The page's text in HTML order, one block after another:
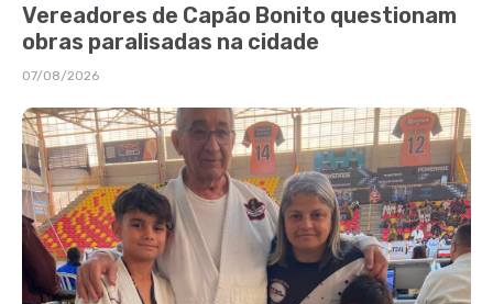
Vereadores de Capão Bonito questionam
obras paralisadas na cidade
07/08/2026